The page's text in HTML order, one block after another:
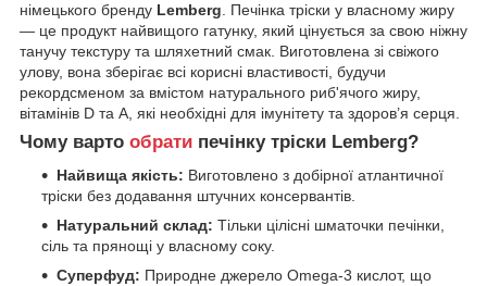
німецького бренду Lemberg. Печінка тріски у власному жиру
— це продукт найвищого гатунку, який цінується за свою ніжну
танучу текстуру та шляхетний смак. Виготовлена зі свіжого
улову, вона зберігає всі корисні властивості, будучи
рекордсменом за вмістом натурального риб'ячого жиру,
вітамінів D та A, які необхідні для імунітету та здоров’я серця.
Чому варто обрати печінку тріски Lemberg?
Найвища якість: Виготовлено з добірної атлантичної
тріски без додавання штучних консервантів.
Натуральний склад: Тільки цілісні шматочки печінки,
сіль та прянощі у власному соку.
Суперфуд: Природне джерело Omega-3 кислот, що